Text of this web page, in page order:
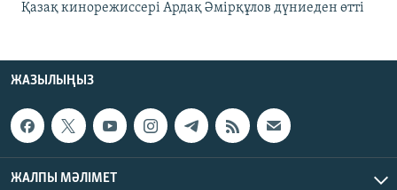
Қазақ кинорежиссері Ардақ Әмірқұлов дүниеден өтті
ЖАЗЫЛЫҢЫЗ
ЖАЛПЫ МӘЛІМЕТ